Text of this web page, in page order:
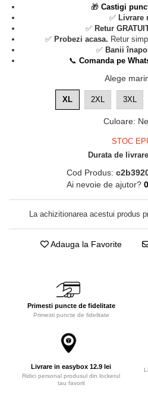
🎁 Castigi
✅ Livrare
✅ Retur
✅ Probezi acasa. Retur
✅ Banii
📞 Comanda pe
Alege
XL 2XL 3XL
Culoare:
STOC
Durata de
Cod Produs:
Ai nevoie de ajutor?
La achizitionarea acestui produs
Adauga la Favorite
Primesti puncte de fidelitate
Primesti puncte de fidelitate
Livrare in easybox 12.9 lei
Ridici personal produsul din lockerul
tau favorit